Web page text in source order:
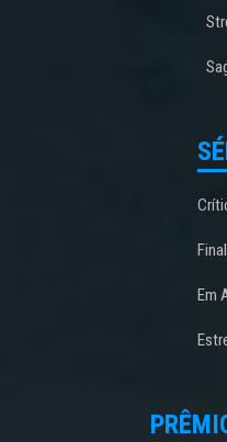
Em